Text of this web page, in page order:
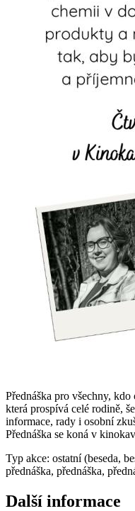
Přednáška pro všechny,
která prospívá celé rodině,
informace, rady i osobní
Přednáška se koná v
Typ akce: ostatní (beseda,
přednáška, přednáška,
Další informace